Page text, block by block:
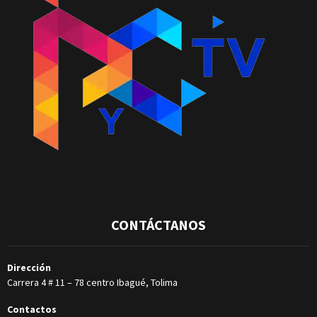
CONTÁCTANOS
Dirección
Carrera 4 # 11 – 78 centro Ibagué, Tolima
Contactos